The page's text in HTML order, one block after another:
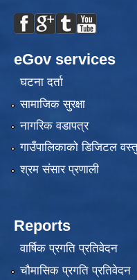
eGov services
घटना दर्ता
सामाजिक सुरक्षा
नागरिक वडापत्र
गाउँपालिकाको डिजिटल
श्रम संसार प्रणाली
Reports
वार्षिक प्रगति प्रतिवेदन
चौमासिक प्रगति प्रतिवेदन